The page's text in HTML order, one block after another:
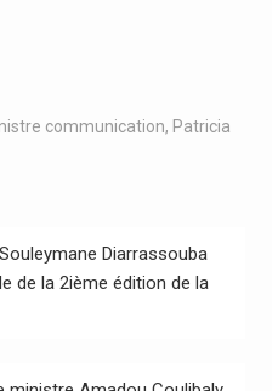
communication, Patricia
Diarrassouba
de la 2ième édition de la